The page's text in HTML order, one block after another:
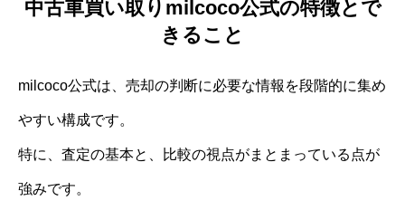
中古車買い取りmilcoco公式の特徴とで
きること
milcoco公式は、売却の判断に必要な情報を段階的に集め
やすい構成です。
特に、査定の基本と、比較の視点がまとまっている点が
強みです。